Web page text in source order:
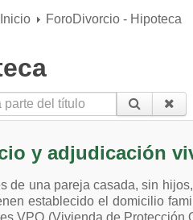
Inicio ForoDivorcio - Hipoteca
parte del título
y adjudicación
de una pareja casada, sin
establecido el domicilio
VPO (Vivienda de Protección